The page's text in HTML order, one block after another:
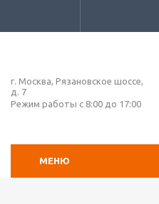
г. Москва, Рязановское шоссе,
д. 7
Режим работы с 8:00 до 17:00
МЕНЮ